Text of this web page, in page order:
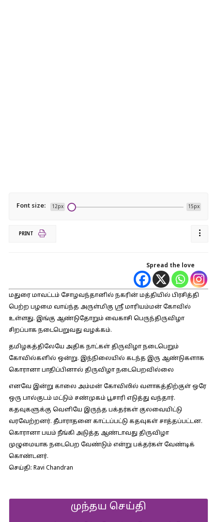
Font size: 12px 15px
PRINT
Spread the love
மதுரை மாவட்டம் சோழவந்தானில் நகரின் மத்தியில் பிரசித்தி
பெற்ற பழமை வாய்ந்த அருள்மிகு ஸ்ரீ மாரியம்மன் கோவில்
உள்ளது. இங்கு ஆண்டுதோறும் வைகாசி பெருந்திருவிழா
சிறப்பாக நடைபெறுவது வழக்கம்.
தமிழகத்திலேயே அதிக நாட்கள் திருவிழா நடைபெறும்
கோவில்களில் ஒன்று. இந்நிலையில் கடந்த இரு ஆண்டுகளாக
கொரானா பாதிப்பினால் திருவிழா நடைபெறவில்லை
எனவே இன்று காலை அம்மன் கோவிலில் வளாகத்திற்குள் ஒரே
ஒரு பால்குடம் மட்டும் சண்முகம் பூசாரி எடுத்து வந்தார்.
கதவுகளுக்கு வெளியே இருந்த பக்தர்கள் குலவையிட்டு
வரவேற்றனர். தீபாராதனை காட்டப்பட்டு கதவுகள் சாத்தப்பட்டன.
கொரானா பயம் நீங்கி அடுத்த ஆண்டாவது திருவிழா
முழுமையாக நடைபெற வேண்டும் என்று பக்தர்கள் வேண்டிக்
கொண்டனர்.
செய்தி: Ravi Chandran
முந்தய செய்தி